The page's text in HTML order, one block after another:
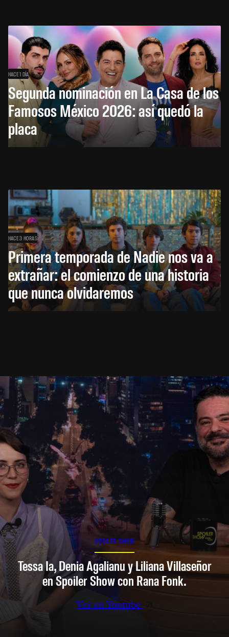
HACE 1 DÍA
Segunda nominación en La Casa de los
Famosos México 2026: así quedó la
placa
HACE 3 HORAS
Primera temporada de Nadie nos va a
extrañar: el comienzo de una historia
que nunca olvidaremos
SPOILER SHOW
Tessa Ia, Denia Agalianu y Liliana Villaseñor
en Spoiler Show con Rana Fonk.
Ver en Youtube